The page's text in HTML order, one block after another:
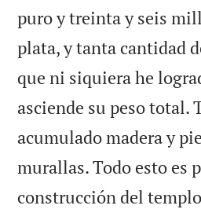
puro y treinta y seis
plata, y tanta cantidad
que ni siquiera he
asciende su peso total.
acumulado madera y
murallas. Todo esto es
construcción del